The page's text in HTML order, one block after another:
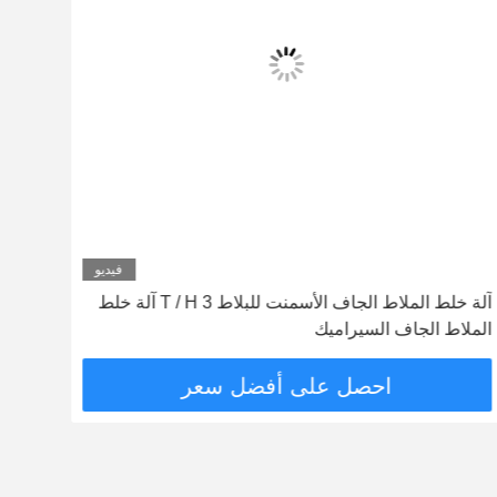
فيديو
آلة خلط الملاط الجاف الأسمنت للبلاط 3 T / H آلة خلط
الملاط الجاف السيراميك
احصل على أفضل سعر